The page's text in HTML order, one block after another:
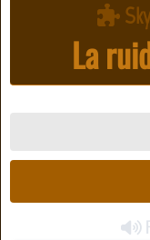
La